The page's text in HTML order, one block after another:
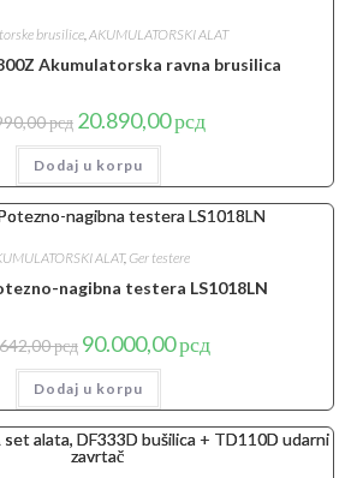
brusilice,AKUMULATORSKI ALAT
Akumulatorska ravna brusilica
рсд Originalna
cena
je
bila:
21.990,00 рсд.
20.890,00рсдTrenutna
cena
Dodaj u korpu
ALAT, Ger testere
nagibna testera LS1018LN
рсд Originalna
cena
je
bila:
100.642,00 рсд.
90.000,00рсдTrenutna
cena
Dodaj u korpu